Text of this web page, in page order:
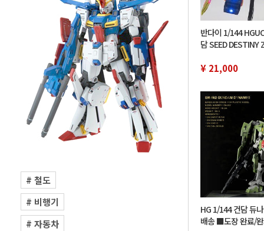
# 철도
# 비행기
# 자동차
반다이 1/144
담 SEED DESTINY
풀스 전용기)
¥ 21,000
HG 1/144 건담 듀
배송 ■도장 완료/